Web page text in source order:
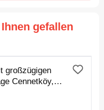
gefallen
großzügigen
Cennetköy,
und Badesteg